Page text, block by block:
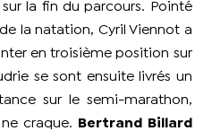
la fin du parcours. Pointé
de la natation, Cyril Viennot a
en troisième position sur
se sont ensuite livrés un
sur le semi-marathon,
craque.
Bertrand Billard